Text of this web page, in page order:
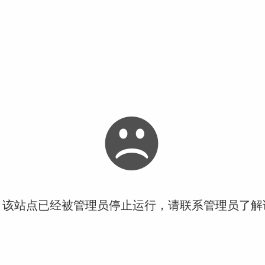
站点已经被管理员停止运行，请联系管理员了